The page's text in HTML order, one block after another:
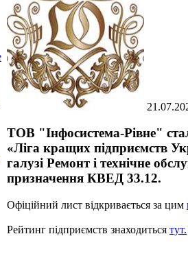
ТОВ "Інфосистема-Рівне"
«Ліга кращих підприємств
галузі Ремонт і технічне
призначення КВЕД 33.12.
Офіційний лист відкривається за цим
Рейтинг підприємств знаходиться тут.